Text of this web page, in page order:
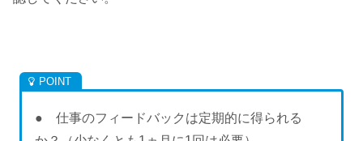
● 仕事のフィードバックは定期的に得られる